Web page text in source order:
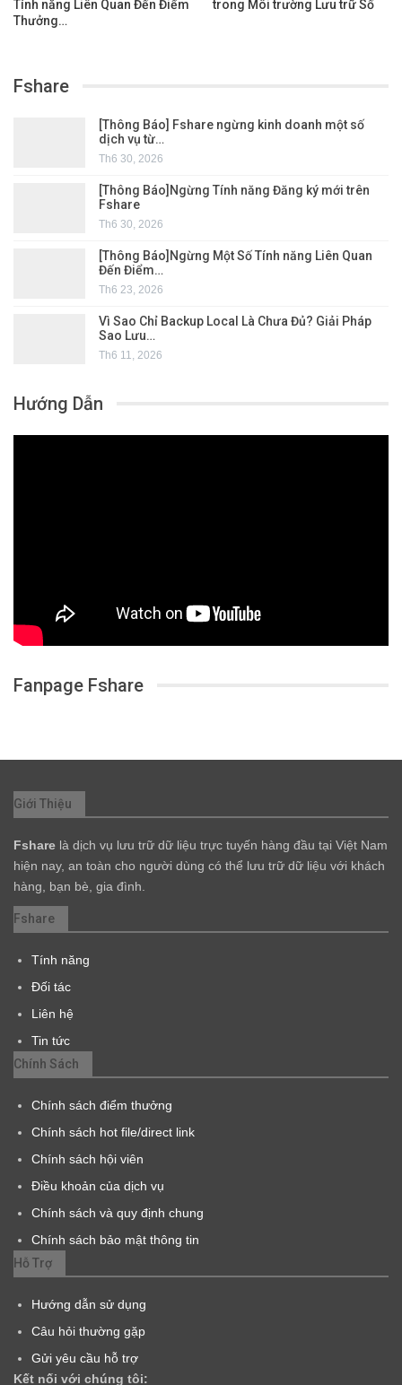
Tính năng Liên Quan Đến Điểm
Thưởng…
trong Môi trường Lưu trữ Số
Fshare
[Thông Báo] Fshare ngừng kinh doanh một số
dịch vụ từ…
Th6 30, 2026
[Thông Báo]Ngừng Tính năng Đăng ký mới trên
Fshare
Th6 30, 2026
[Thông Báo]Ngừng Một Số Tính năng Liên Quan
Đến Điểm…
Th6 23, 2026
Vì Sao Chỉ Backup Local Là Chưa Đủ? Giải Pháp
Sao Lưu…
Th6 11, 2026
Hướng Dẫn
Fanpage Fshare
Giới Thiệu
Fshare là dịch vụ lưu trữ dữ liệu trực tuyến hàng đầu tại Việt Nam
hiện nay, an toàn cho người dùng có thể lưu trữ dữ liệu với khách
hàng, bạn bè, gia đình.
Fshare
Tính năng
Đối tác
Liên hệ
Tin tức
Chính Sách
Chính sách điểm thưởng
Chính sách hot file/direct link
Chính sách hội viên
Điều khoản của dịch vụ
Chính sách và quy định chung
Chính sách bảo mật thông tin
Hỗ Trợ
Hướng dẫn sử dụng
Câu hỏi thường gặp
Gửi yêu cầu hỗ trợ
Kết nối với chúng tôi: